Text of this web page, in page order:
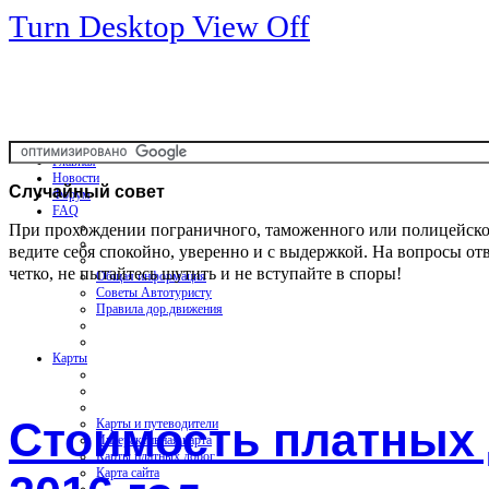
Turn Desktop View Off
Главная
Новости
Форум
FAQ
Общая информация
Советы Автотуристу
Правила дор.движения
Карты
Карты и путеводители
Интерактивная карта
Карты платных дорог
Карта сайта
Случайный совет
При прохождении пограничного, таможенного или
ведите себя спокойно, уверенно и с выдержкой. На вопросы
четко, не пытайтесь шутить и не вступайте в споры!
Cтоимость